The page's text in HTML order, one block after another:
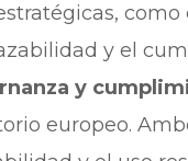
como
y el
y
europeo.